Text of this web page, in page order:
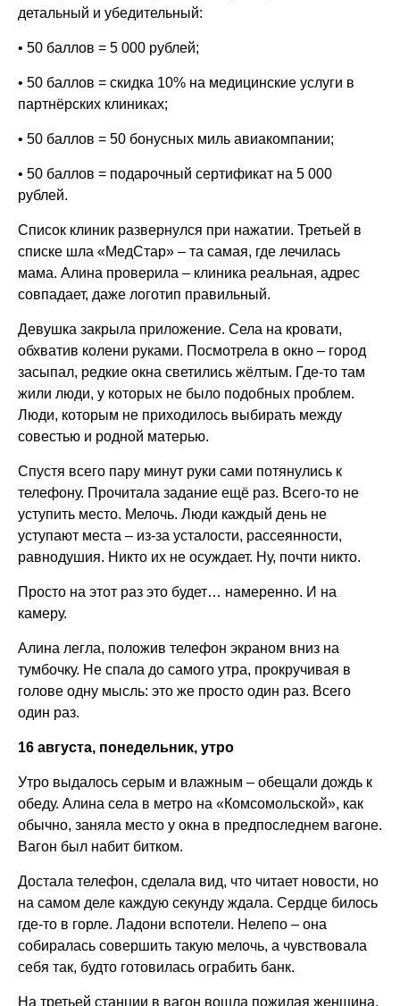
детальный и убедительный:
• 50 баллов = 5 000 рублей;
• 50 баллов = скидка 10% на медицинские услуги в
партнёрских клиниках;
• 50 баллов = 50 бонусных миль авиакомпании;
• 50 баллов = подарочный сертификат на 5 000
рублей.
Список клиник развернулся при нажатии. Третьей в
списке шла «МедСтар» – та самая, где лечилась
мама. Алина проверила – клиника реальная, адрес
совпадает, даже логотип правильный.
Девушка закрыла приложение. Села на кровати,
обхватив колени руками. Посмотрела в окно – город
засыпал, редкие окна светились жёлтым. Где-то там
жили люди, у которых не было подобных проблем.
Люди, которым не приходилось выбирать между
совестью и родной матерью.
Спустя всего пару минут руки сами потянулись к
телефону. Прочитала задание ещё раз. Всего-то не
уступить место. Мелочь. Люди каждый день не
уступают места – из-за усталости, рассеянности,
равнодушия. Никто их не осуждает. Ну, почти никто.
Просто на этот раз это будет… намеренно. И на
камеру.
Алина легла, положив телефон экраном вниз на
тумбочку. Не спала до самого утра, прокручивая в
голове одну мысль: это же просто один раз. Всего
один раз.
16 августа, понедельник, утро
Утро выдалось серым и влажным – обещали дождь к
обеду. Алина села в метро на «Комсомольской», как
обычно, заняла место у окна в предпоследнем вагоне.
Вагон был набит битком.
Достала телефон, сделала вид, что читает новости, но
на самом деле каждую секунду ждала. Сердце билось
где-то в горле. Ладони вспотели. Нелепо – она
собиралась совершить такую мелочь, а чувствовала
себя так, будто готовилась ограбить банк.
На третьей станции в вагон вошла пожилая женщина.